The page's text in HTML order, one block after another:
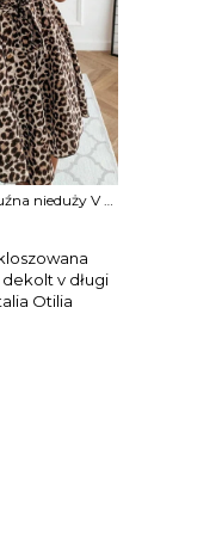
Sukienka krótka mini luźna nieduży V dekolt kołnierz 3 4 rękaw dopasowana ściągana w talii motyw panterka Wiepkje